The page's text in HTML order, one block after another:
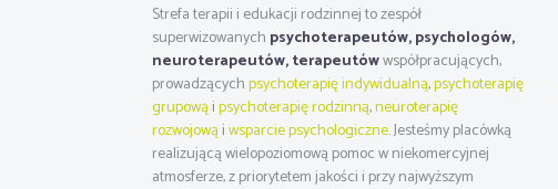
Strefa terapii i edukacji rodzinnej to zespół
superwizowanych psychoterapeutów, psychologów,
neuroterapeutów, terapeutówwspółpracujących,
prowadzącychpsychoterapię indywidualną,psychoterapię
grupową ipsychoterapię rodzinną,neuroterapię
rozwojową iwsparcie psychologiczne. Jesteśmy placówką
realizującą wielopoziomową pomoc w niekomercyjnej
atmosferze, z priorytetem jakości i przy najwyższym